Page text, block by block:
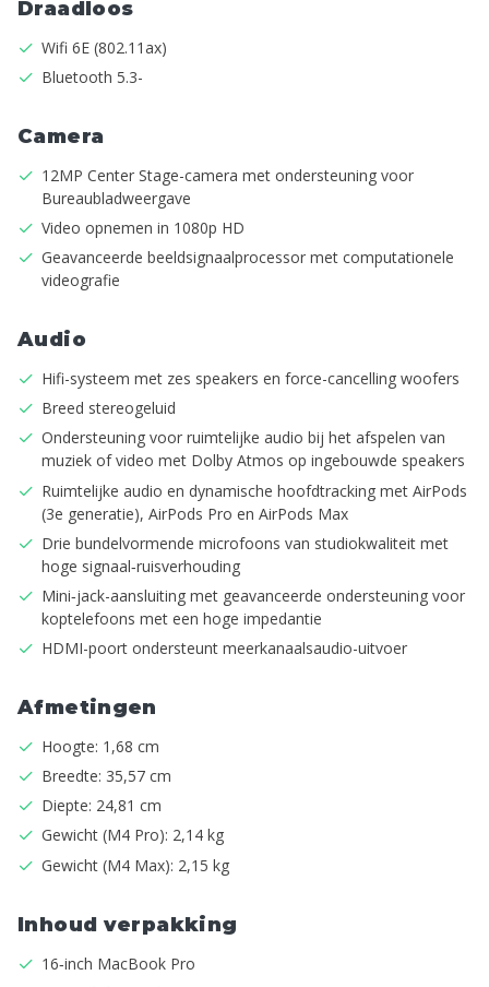
Draadloos
Wifi 6E (802.11ax)
Bluetooth 5.3-
Camera
12MP Center Stage-camera met ondersteuning voor
Bureaubladweergave
Video opnemen in 1080p HD
Geavanceerde beeldsignaalprocessor met computationele
videografie
Audio
Hifi-systeem met zes speakers en force-cancelling woofers
Breed stereogeluid
Ondersteuning voor ruimtelijke audio bij het afspelen van
muziek of video met Dolby Atmos op ingebouwde speakers
Ruimtelijke audio en dynamische hoofdtracking met AirPods
(3e generatie), AirPods Pro en AirPods Max
Drie bundelvormende microfoons van studiokwaliteit met
hoge signaal‑ruisverhouding
Mini‑jack-aansluiting met geavanceerde ondersteuning voor
koptelefoons met een hoge impedantie
HDMI-poort ondersteunt meerkanaalsaudio-uitvoer
Afmetingen
Hoogte: 1,68 cm
Breedte: 35,57 cm
Diepte: 24,81 cm
Gewicht (M4 Pro): 2,14 kg
Gewicht (M4 Max): 2,15 kg
Inhoud verpakking
16‑inch MacBook Pro